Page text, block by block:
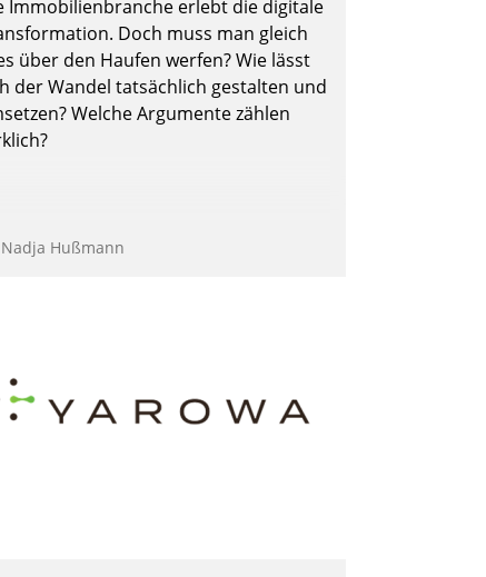
Lerchner
Immobilienbranche erlebt die digitale
Doch muss man gleich
über den Haufen werfen? Wie lässt
der Wandel tatsächlich gestalten und
Welche Argumente zählen
Nadja Hußmann